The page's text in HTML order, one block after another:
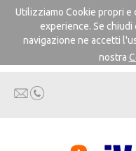
Utilizziamo Cookie propri
experience. Se
navigazione ne accetti
nostra